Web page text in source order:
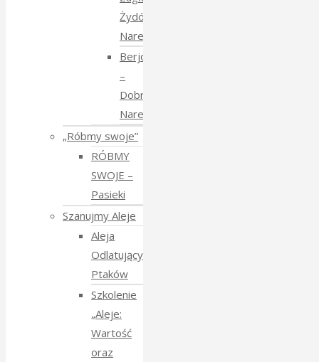
Żydów
Narewkowskich
Berjozkele
–
Dobranoc
Narewko
„Róbmy swoje”
RÓBMY
SWOJE –
Pasieki
Szanujmy Aleje
Aleja
Odlatujących
Ptaków
Szkolenie
„Aleje:
Wartość
oraz